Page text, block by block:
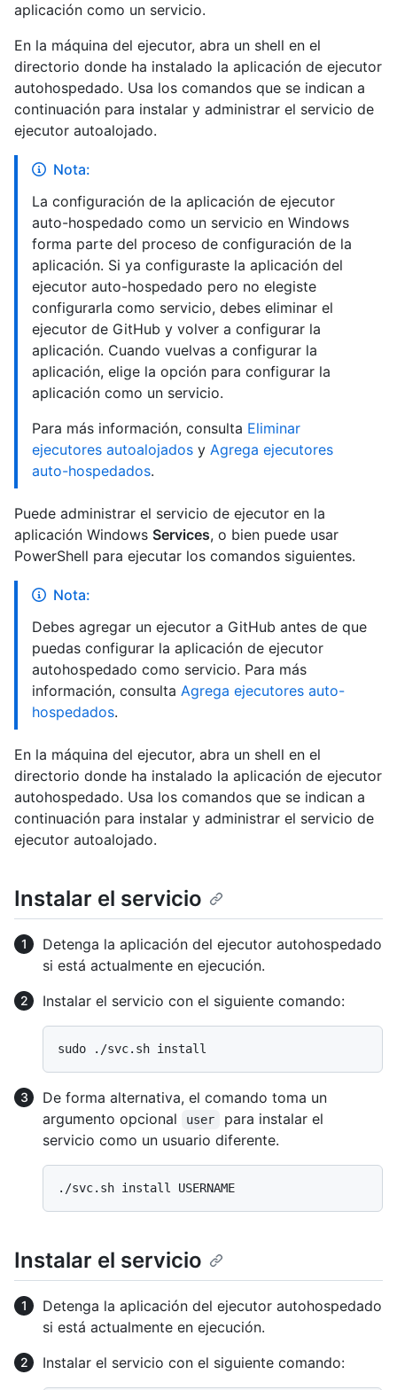
aplicación como un servicio.
En la máquina del ejecutor, abra un shell en el
directorio donde ha instalado la aplicación de ejecutor
autohospedado. Usa los comandos que se indican a
continuación para instalar y administrar el servicio de
ejecutor autoalojado.
Nota:
La configuración de la aplicación de ejecutor
auto-hospedado como un servicio en Windows
forma parte del proceso de configuración de la
aplicación. Si ya configuraste la aplicación del
ejecutor auto-hospedado pero no elegiste
configurarla como servicio, debes eliminar el
ejecutor de GitHub y volver a configurar la
aplicación. Cuando vuelvas a configurar la
aplicación, elige la opción para configurar la
aplicación como un servicio.
Para más información, consulta Eliminar
ejecutores autoalojados y Agrega ejecutores
auto-hospedados.
Puede administrar el servicio de ejecutor en la
aplicación Windows Services, o bien puede usar
PowerShell para ejecutar los comandos siguientes.
Nota:
Debes agregar un ejecutor a GitHub antes de que
puedas configurar la aplicación de ejecutor
autohospedado como servicio. Para más
información, consulta Agrega ejecutores auto-
hospedados.
En la máquina del ejecutor, abra un shell en el
directorio donde ha instalado la aplicación de ejecutor
autohospedado. Usa los comandos que se indican a
continuación para instalar y administrar el servicio de
ejecutor autoalojado.
Instalar el servicio
Detenga la aplicación del ejecutor autohospedado
si está actualmente en ejecución.
Instalar el servicio con el siguiente comando:
De forma alternativa, el comando toma un
argumento opcional
user
para instalar el
servicio como un usuario diferente.
Instalar el servicio
Detenga la aplicación del ejecutor autohospedado
si está actualmente en ejecución.
Instalar el servicio con el siguiente comando: